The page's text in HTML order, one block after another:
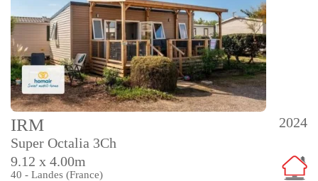
2024
IRM
Super Octalia 3Ch
9.12 x 4.00m
40 - Landes (France)